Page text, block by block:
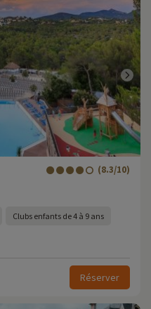
(8.3/10)
Clubs enfants de 4 à 9 ans
Réserver